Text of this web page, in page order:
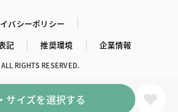
サイズを選択する
バシーポリシー
記
推奨環境 企業情報
RIGHTS RESERVED.